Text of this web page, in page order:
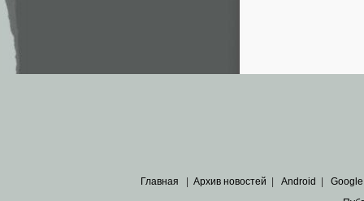
Главная Архив новостей Android Google